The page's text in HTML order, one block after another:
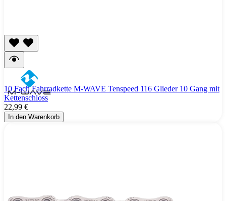
10 Fach Fahrradkette M-WAVE Tenspeed 116 Glieder 10 Gang mit
Kettenschloss
22,99 €
In den Warenkorb